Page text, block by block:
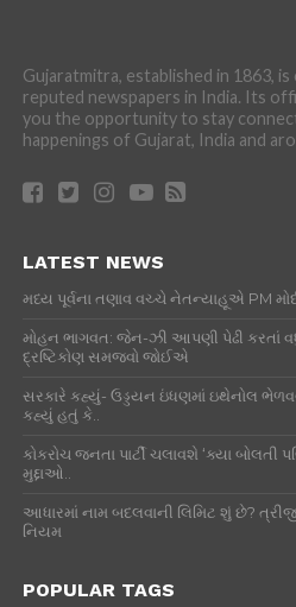
Gujaratmitra, established in 1863,
reputed newspapers in India. Its
you the opportunity to stay
happenings of Gujarat, India and
LATEST NEWS
મધ્ય પૂર્વના તણાવ વચ્ચે નેતન્યાહૂએ PM
મોહન ભાગવત: જેન-ઝી આપણી પેઢી કરતાં
દ્રષ્ટિકોણ સમજવો જોઈએ
સરકારે કહ્યું- ઉડ્ડયન ઇંધણમાં ઇથેનોલ
કહ્યું હતું કે..
કોકરોચ જનતા પાર્ટી ચલાવશે ‘ક્યા
મુદ્દાઓ..
આધારમાં નામ બદલવાની લિમિટ શું છે?
નિયમ
POPULAR TAGS